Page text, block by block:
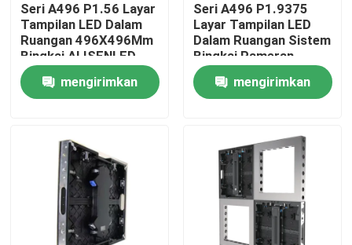
Seri A496 P1.56 Layar
Tampilan LED Dalam
Ruangan 496X496Mm
Bingkai ALISENLED
Penyambungan 90
Derajat Kabinet
Aluminium Die-Cast
mengirimkan
Seri A496 P1.9375
Layar Tampilan LED
Dalam Ruangan Sistem
Bingkai Pameran
Bematrix GOB
496X496Mm Kabinet
Aluminium Die-Cast
mengirimkan